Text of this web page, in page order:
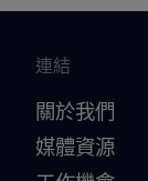
連結
關於我們
媒體資源